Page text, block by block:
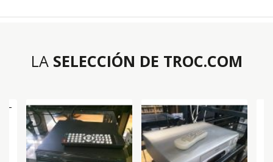
LA SELECCIÓN DE TROC.COM